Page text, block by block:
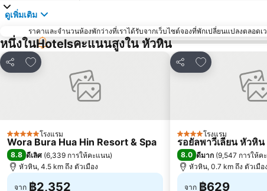
ดูเพิ่มเติม
ราคาและจำนวนห้องพักว่างที่เราได้รับจากเว็บไซต์จองที่พักเปลี่ยนแปลงตลอ
หนึ่งในHotelsคะแนนสูงใน หัวหิน
แชร์
เพิ่มในรายการโปรด
5 ดาว โรงแรม
Wora Bura Hua Hin Resort & Spa
8.8 ดีเลิศ (6,339 การให้คะแนน)
หัวหิน, 4.5 km ถึง ตัวเมือง
จาก ฿2,352
แชร์
เพิ่มในรายการโป
4 ดาว โรงแรม
รอยัลพาวีเลียน หัวหิน
8.0 ดีมาก (9,547 การให้ค
หัวหิน, 0.7 km ถึง ตัวเมือง
จาก ฿629